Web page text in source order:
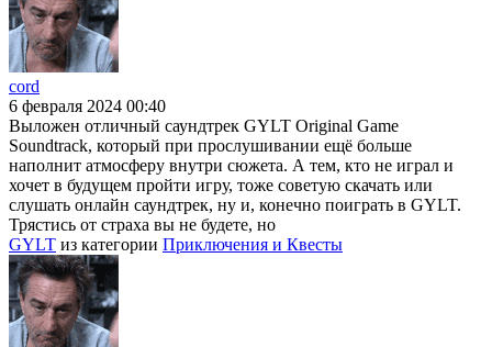
cord
6 февраля 2024 00:40
Выложен отличный саундтрек GYLT Original Game
Soundtrack, который при прослушивании ещё больше
наполнит атмосферу внутри сюжета. А тем, кто не играл и
хочет в будущем пройти игру, тоже советую скачать или
слушать онлайн саундтрек, ну и, конечно поиграть в GYLT.
Трястись от страха вы не будете, но
GYLT из категории Приключения и Квесты